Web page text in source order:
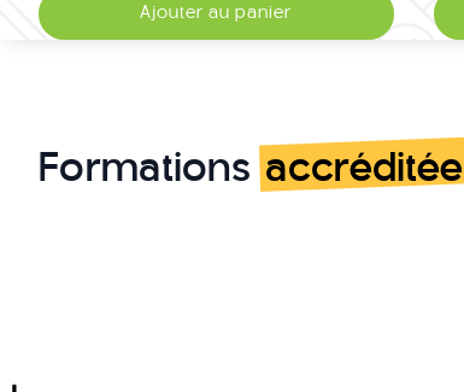
Ajouter au panier
Formations